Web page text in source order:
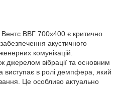
Вентс ВВГ 700x400 є критично
акустичного
комунікацій.
джерелом вібрації та основним
виступає в ролі демпфера, який
Це особливо актуально